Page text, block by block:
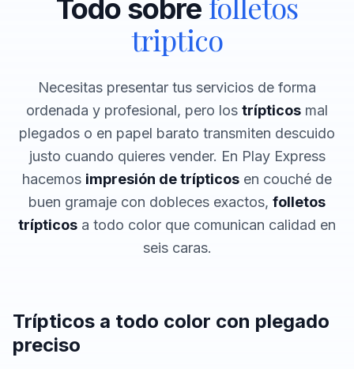
Todo sobre
triptico
Necesitas presentar tus servicios de forma
ordenada y profesional, pero los trípticos mal
plegados o en papel barato transmiten descuido
justo cuando quieres vender. En Play Express
hacemos impresión de trípticos en couché de
buen gramaje con dobleces exactos, folletos
trípticos a todo color que comunican calidad en
seis caras.
Trípticos a todo color con plegado
preciso